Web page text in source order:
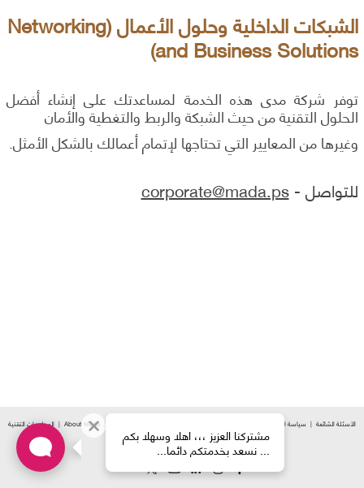
الشبكات الداخلية وحلول الأعمال (Networking
and Business Solutions)
توفر شركة مدى هذه الخدمة لمساعدتك على إنشاء أفضل
الحلول التقنية من حيث الشبكة والربط والتغطية والأمان
وغيرها من المعايير التي تحتاجها لإتمام أعمالك بالشكل الأمثل.
للتواصل -corporate@mada.ps
الأسئلة الشائعة سياسة الخصوصية About Mada
المعلومات التقنية
Your IP: 216.73.216.65
مشتركنا العزيز ،،، اهلا وسهلا بكم
... نسعد بخدمتكم دائما...